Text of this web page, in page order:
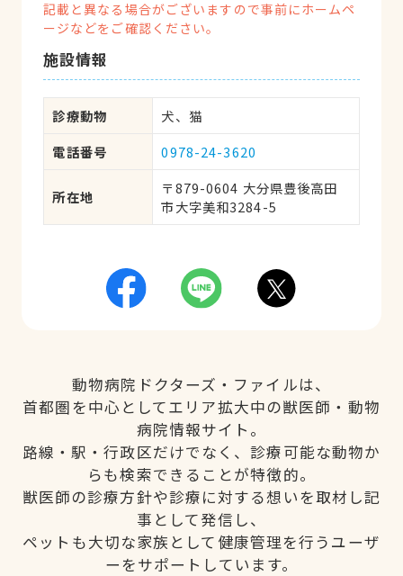
記載と異なる場合がございますので事前にホームペ
ージなどをご確認ください。
施設情報
診療動物
犬、猫
電話番号
0978-24-3620
所在地
〒879-0604 大分県豊後高田
市大字美和3284-5
動物病院ドクターズ・ファイルは、
首都圏を中心としてエリア拡大中の獣医師・動物
病院情報サイト。
路線・駅・行政区だけでなく、診療可能な動物か
らも検索できることが特徴的。
獣医師の診療方針や診療に対する想いを取材し記
事として発信し、
ペットも大切な家族として健康管理を行うユーザ
ーをサポートしています。